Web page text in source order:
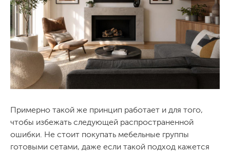
Примерно такой же принцип работает и для того,
чтобы избежать следующей распространенной
ошибки. Не стоит покупать мебельные группы
готовыми сетами, даже если такой подход кажется